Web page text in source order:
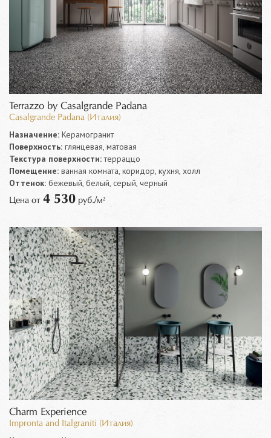
Terrazzo by Casalgrande Padana
Casalgrande Padana (Италия)
Назначение: Керамогранит
Поверхность: глянцевая, матовая
Текстура поверхности:терраццо
Помещение: ванная комната, коридор, кухня, холл
Оттенок: бежевый, белый, серый, черный
Цена от 4 530 руб./м²
Charm Experience
Impronta and Italgraniti (Италия)